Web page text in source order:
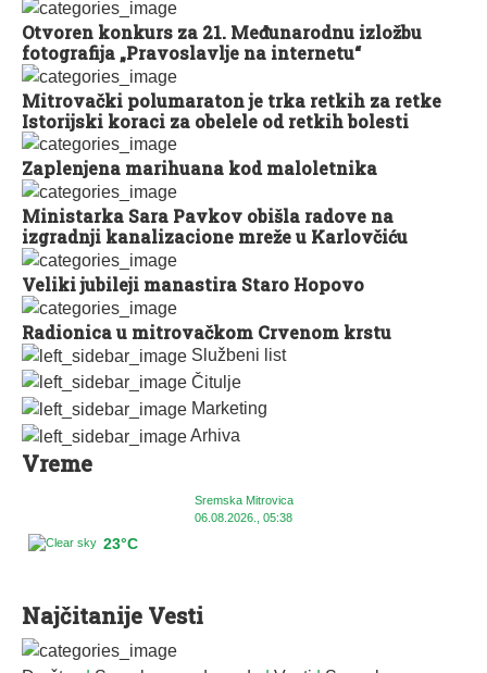
Službeni list
Čitulje
Marketing
Arhiva
Vreme
Sremska Mitrovica
06.08.2026., 05:38
23°C
Otvoren konkurs za 21. Međunarodnu izložbu
fotografija „Pravoslavlje na internetu“
Mitrovački polumaraton je trka retkih za retke
Istorijski koraci za obelele od retkih bolesti
Zaplenjena marihuana kod maloletnika
Ministarka Sara Pavkov obišla radove na
izgradnji kanalizacione mreže u Karlovčiću
Veliki jubileji manastira Staro Hopovo
Radionica u mitrovačkom Crvenom krstu
Najčitanije Vesti